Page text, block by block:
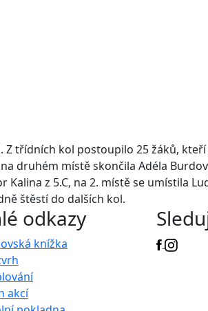
třídních kol postoupilo 25 žáků,
druhém místě skončila Adéla
z 5.C, na 2. místě se umístila
štěstí do dalších kol.
odkazy
knížka
akcí